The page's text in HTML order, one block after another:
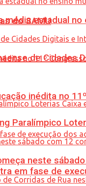
do SAMU
inédita no
em fase de
média estadual no
de Cidades
Paralímpico
neste